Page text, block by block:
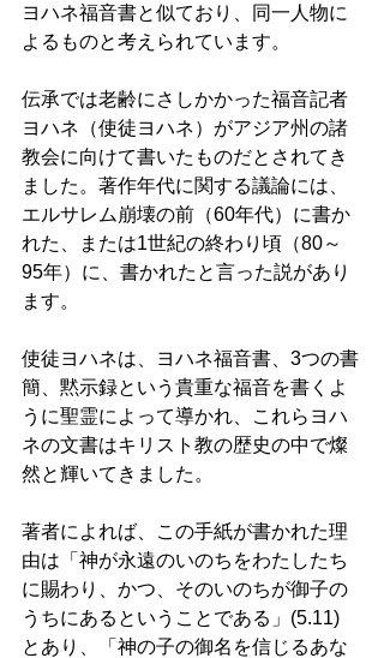
ヨハネ福音書と似ており、同一人物に
よるものと考えられています。
伝承では老齢にさしかかった福音記者
ヨハネ（使徒ヨハネ）がアジア州の諸
教会に向けて書いたものだとされてき
ました。著作年代に関する議論には、
エルサレム崩壊の前（60年代）に書か
れた、または1世紀の終わり頃（80～
95年）に、書かれたと言った説があり
ます。
使徒ヨハネは、ヨハネ福音書、3つの書
簡、黙示録という貴重な福音を書くよ
うに聖霊によって導かれ、これらヨハ
ネの文書はキリスト教の歴史の中で燦
然と輝いてきました。
著者によれば、この手紙が書かれた理
由は「神が永遠のいのちをわたしたち
に賜わり、かつ、そのいのちが御子の
うちにあるということである」(5.11)
とあり、「神の子の御名を信じるあな